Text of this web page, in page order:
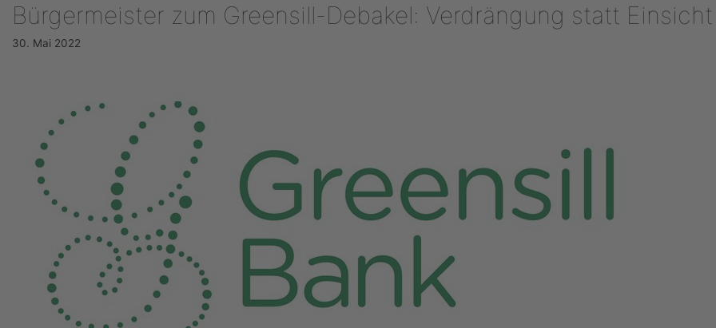
Bürgermeister zum Greensill-Debakel: Verdrängung statt Einsicht
30. Mai 2022